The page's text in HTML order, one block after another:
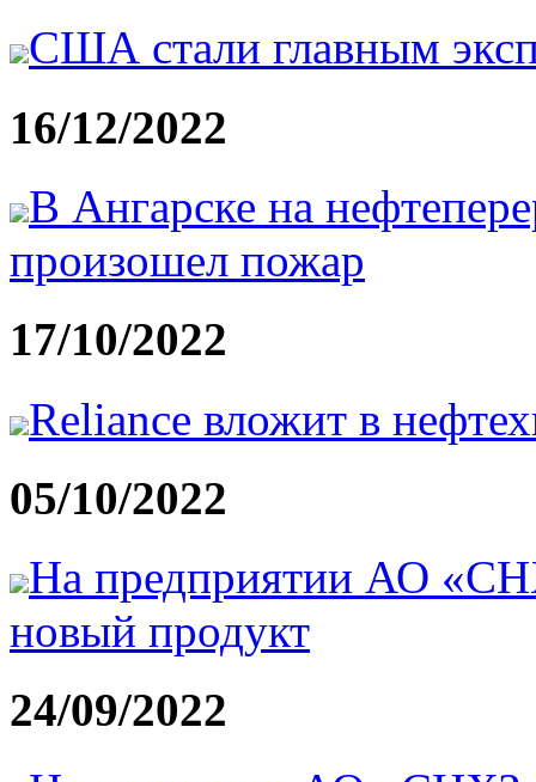
США стали главным
16/12/2022
В Ангарске на
произошел пожар
17/10/2022
Reliance вложит в
05/10/2022
На предприятии АО
новый продукт
24/09/2022